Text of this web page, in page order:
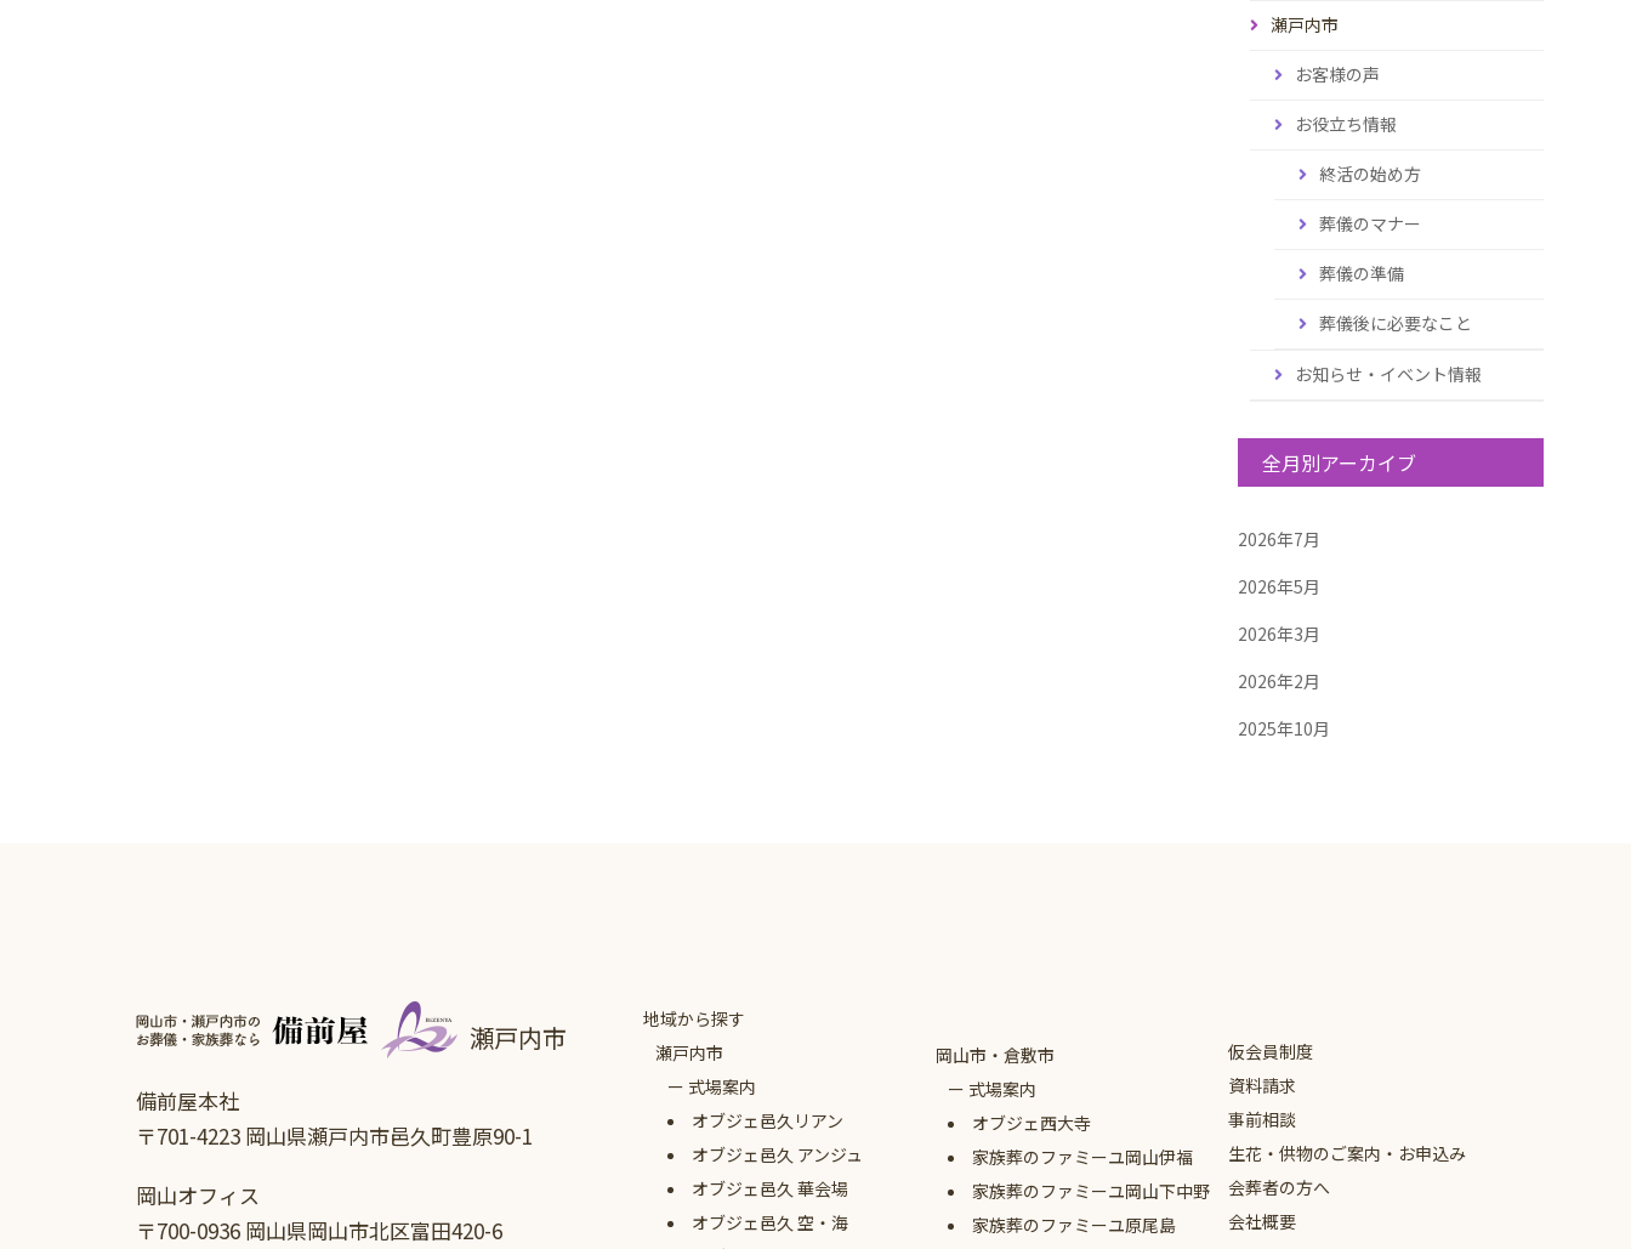
瀬戸内市
お客様の声
お役立ち情報
終活の始め方
葬儀のマナー
葬儀の準備
葬儀後に必要なこと
お知らせ・イベント情報
全月別アーカイブ
2026年7月
2026年5月
2026年3月
2026年2月
2025年10月
2024年9月
2024年8月
2024年5月
2024年4月
瀬戸内市
備前屋本社
〒701-4223 岡山県瀬戸内市邑久町豊原90-1
岡山オフィス
〒700-0936 岡山県岡山市北区富田420-6
地域から探す
瀬戸内市
式場案内
オブジェ 邑久リアン
オブジェ 邑久 アンジュ
オブジェ 邑久 華会場
オブジェ 邑久 空・海
岡山市・倉敷市
式場案内
オブジェ西大寺
家族葬のファミーユ岡山伊福
家族葬のファミーユ岡山下中野
家族葬のファミーユ原尾島
仮会員制度
資料請求
事前相談
生花・供物のご案内・お申込み
会葬者の方へ
会社概要